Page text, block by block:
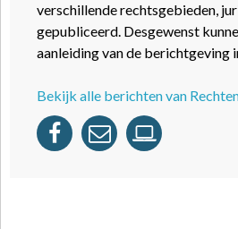
verschillende rechtsgebieden,
gepubliceerd. Desgewenst
aanleiding van de berichtgeving
Bekijk alle berichten van